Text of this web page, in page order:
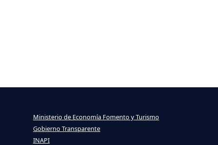
Ministerio de Economía Fomento y Turismo
Gobierno Transparente
INAPI